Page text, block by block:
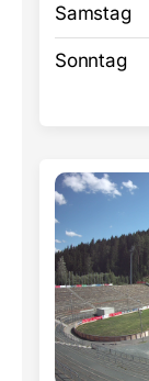
Samstag
Sonntag